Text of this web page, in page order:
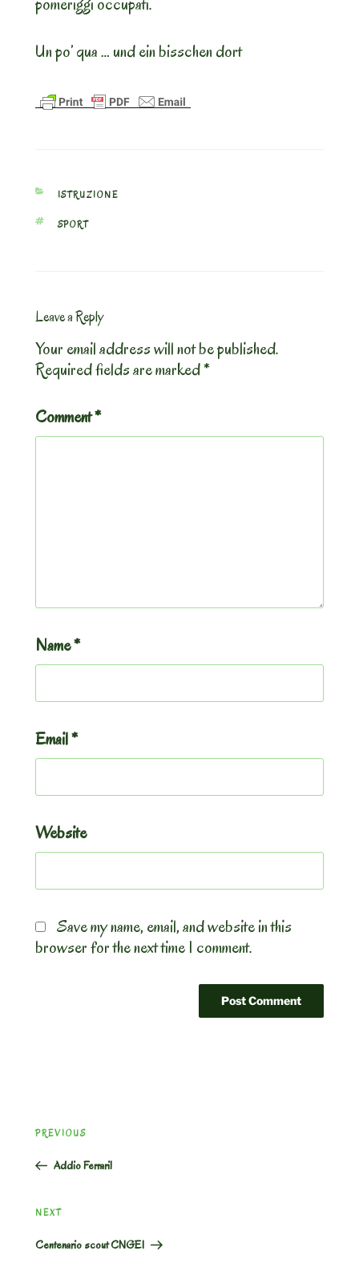
Un po’ qua … und ein bisschen dort
CATEGORIES
ISTRUZIONE
TAGS
SPORT
Leave a Reply
Your email address will not be published.
Required fields are marked*
Comment*
Name*
Email*
Website
Save my name, email, and website in this
browser for the next time I comment.
navigation
Previous
PREVIOUS
Addio Ferrari!
Next
NEXT
Centenario scout CNGEI